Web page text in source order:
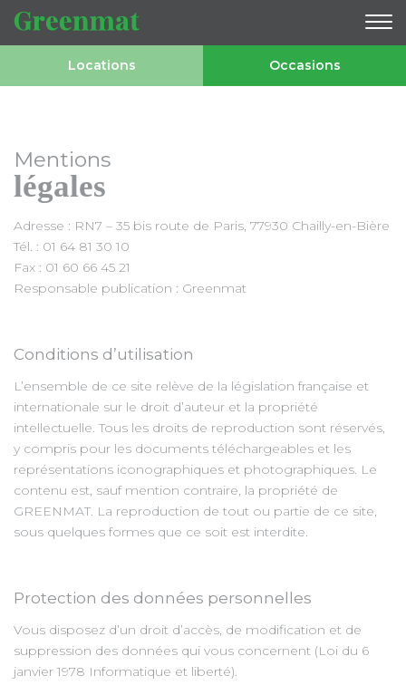
Locations Occasions
Mentions
légales
Adresse : RN7 – 35 bis route de Paris, 77930 Chailly-en-Bière
Tél. : 01 64 81 30 10
Fax : 01 60 66 45 21
Responsable publication : Greenmat
Conditions d’utilisation
L’ensemble de ce site relève de la législation française et
internationale sur le droit d’auteur et la propriété
intellectuelle. Tous les droits de reproduction sont réservés,
y compris pour les documents téléchargeables et les
représentations iconographiques et photographiques. Le
contenu est, sauf mention contraire, la propriété de
GREENMAT. La reproduction de tout ou partie de ce site,
sous quelques formes que ce soit est interdite.
Protection des données personnelles
Vous disposez d’un droit d’accès, de modification et de
suppression des données qui vous concernent (Loi du 6
janvier 1978 Informatique et liberté).